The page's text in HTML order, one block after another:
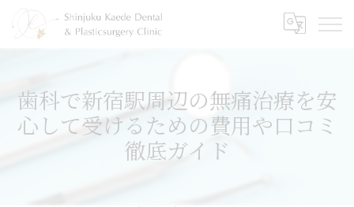
歯科で新宿駅周辺の無痛治療を安
心して受けるための費用や口コミ
徹底ガイド